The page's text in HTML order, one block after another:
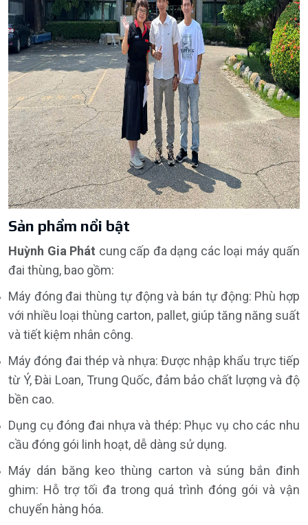
Sản phẩm nổi bật
Huỳnh Gia Phát cung cấp đa dạng các loại máy quấn
đai thùng, bao gồm:
Máy đóng đai thùng tự động và bán tự động: Phù hợp
với nhiều loại thùng carton, pallet, giúp tăng năng suất
và tiết kiệm nhân công.
Máy đóng đai thép và nhựa: Được nhập khẩu trực tiếp
từ Ý, Đài Loan, Trung Quốc, đảm bảo chất lượng và độ
bền cao.
Dụng cụ đóng đai nhựa và thép: Phục vụ cho các nhu
cầu đóng gói linh hoạt, dễ dàng sử dụng.
Máy dán băng keo thùng carton và súng bắn đinh
ghim: Hỗ trợ tối đa trong quá trình đóng gói và vận
chuyển hàng hóa.